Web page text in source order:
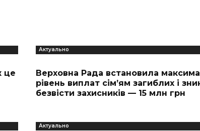
це
Актуально
Верховна Рада встановила
рівень виплат сім’ям загиблих і
безвісти захисників — 15 млн грн
Актуально